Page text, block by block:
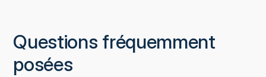
Questions fréquemment
posées